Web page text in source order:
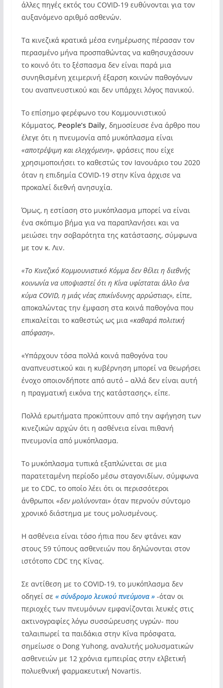
άλλες πηγές εκτός του COVID-19 ευθύνονται για τον
αυξανόμενο αριθμό ασθενών.
Τα κινεζικά κρατικά μέσα ενημέρωσης πέρασαν τον
περασμένο μήνα προσπαθώντας να καθησυχάσουν
το κοινό ότι το ξέσπασμα δεν είναι παρά μια
συνηθισμένη χειμερινή έξαρση κοινών παθογόνων
του αναπνευστικού και δεν υπάρχει λόγος πανικού.
Το επίσημο φερέφωνο του Κομμουνιστικού
Κόμματος, People’s Daily, δημοσίευσε ένα άρθρο που
έλεγε ότι η πνευμονία από μυκόπλασμα είναι
«αποτρέψιμη και ελεγχόμενη», φράσεις που είχε
χρησιμοποιήσει το καθεστώς τον Ιανουάριο του 2020
όταν η επιδημία COVID-19 στην Κίνα άρχισε να
προκαλεί διεθνή ανησυχία.
Όμως, η εστίαση στο μυκόπλασμα μπορεί να είναι
ένα σκόπιμο βήμα για να παραπλανήσει και να
μειώσει την σοβαρότητα της κατάστασης, σύμφωνα
με τον κ. Λιν.
«Το Κινεζικό Κομμουνιστικό Κόμμα δεν θέλει η διεθνής
κοινωνία να υποψιαστεί ότι η Κίνα υφίσταται άλλο ένα
κύμα COVID, η μιάς νέας επικίνδυνης αρρώστιας», είπε,
αποκαλώντας την έμφαση στα κοινά παθογόνα που
επικαλείται το καθεστώς ως μια «καθαρά πολιτική
απόφαση».
«Υπάρχουν τόσα πολλά κοινά παθογόνα του
αναπνευστικού και η κυβέρνηση μπορεί να θεωρήσει
ένοχο οποιονδήποτε από αυτό – αλλά δεν είναι αυτή
η πραγματική εικόνα της κατάστασης», είπε.
Πολλά ερωτήματα προκύπτουν από την αφήγηση των
κινεζικών αρχών ότι η ασθένεια είναι πιθανή
πνευμονία από μυκόπλασμα.
Το μυκόπλασμα τυπικά εξαπλώνεται σε μια
παρατεταμένη περίοδο μέσω σταγονιδίων, σύμφωνα
με το CDC, το οποίο λέει ότι οι περισσότεροι
άνθρωποι «δεν μολύνονται» όταν περνούν σύντομο
χρονικό διάστημα με τους μολυσμένους.
Η ασθένεια είναι τόσο ήπια που δεν φτάνει καν
στους 59 τύπους ασθενειών που δηλώνονται στον
ιστότοπο CDC της Κίνας.
Σε αντίθεση με το COVID-19, το μυκόπλασμα δεν
οδηγεί σε « σύνδρομο λευκού πνεύμονα »-όταν οι
περιοχές των πνευμόνων εμφανίζονται λευκές στις
ακτινογραφίες λόγω συσσώρευσης υγρών- που
ταλαιπωρεί τα παιδάκια στην Κίνα πρόσφατα,
σημείωσε ο Dong Yuhong, αναλυτής μολυσματικών
ασθενειών με 12 χρόνια εμπειρίας στην ελβετική
πολυεθνική φαρμακευτική Novartis.